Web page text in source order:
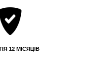
12 МІСЯЦІВ